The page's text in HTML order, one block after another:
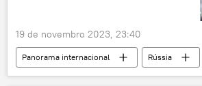
19 de novembro 2023, 23:40
Panorama internacional
Rússia
Europa
Argentina